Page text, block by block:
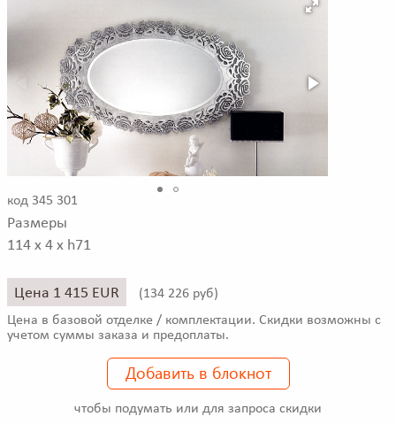
код 345 301
Размеры
114 x 4 x h71
Цена 1 415 EUR (134 226 руб)
Цена в базовой отделке / комплектации. Скидки возможны с
учетом суммы заказа и предоплаты.
Добавить в блокнот
чтобы подумать или для запроса скидки